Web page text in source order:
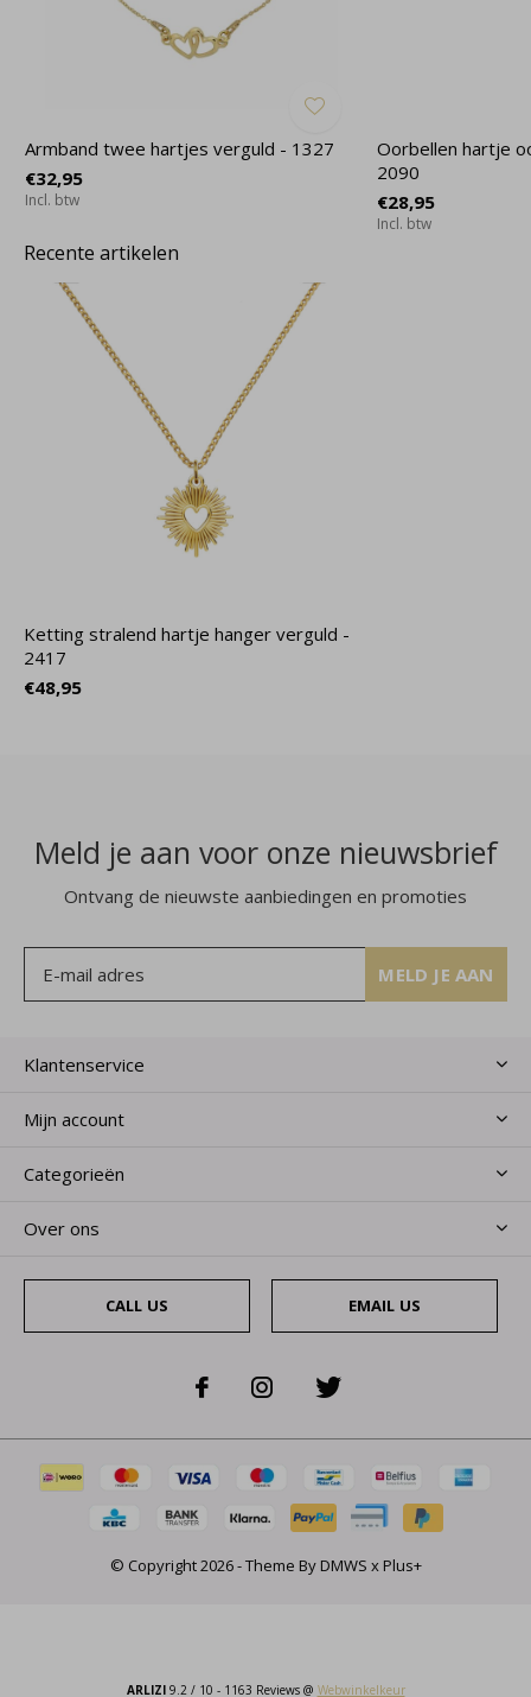
Armband twee hartjes verguld - 1327
€32,95
Incl. btw
Oorbellen hartje
2090
€28,95
Incl. btw
Recente artikelen
Ketting stralend hartje hanger verguld -
2417
€48,95
Meld je aan voor onze nieuwsbrief
Ontvang de nieuwste aanbiedingen en promoties
MELD JE AAN
Klantenservice
Mijn account
Categorieën
Over ons
CALL US EMAIL US
© Copyright2026- Theme ByDMWS xPlus+
ARLIZI9.2/ 10 - 1163 Reviews @ Webwinkelkeur